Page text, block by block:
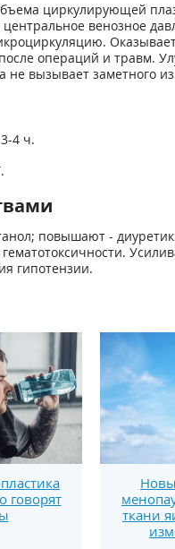
циркулирующей
венозное
операций и травм.
вызывает заметного
4 ч.
повышают -
гипотензии.
говорят
ткани